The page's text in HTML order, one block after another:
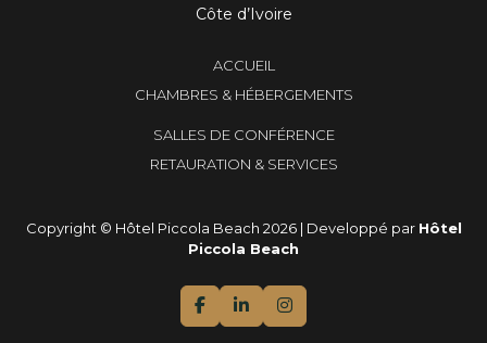
Côte d’Ivoire
ACCUEIL
CHAMBRES & HÉBERGEMENTS
SALLES DE CONFÉRENCE
RETAURATION & SERVICES
Copyright © Hôtel Piccola Beach 2026 | Developpé par Hôtel
Piccola Beach